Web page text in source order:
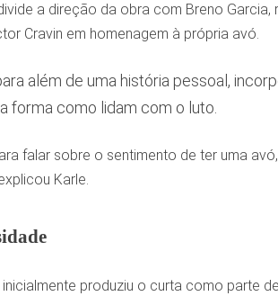
a direção da obra com Breno Garcia,
Cravin em homenagem à própria avó.
além de uma história pessoal,
forma como lidam com o luto.
falar sobre o sentimento de ter uma
Karle.
produziu o curta como parte